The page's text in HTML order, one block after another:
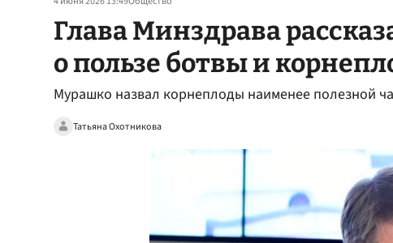
Глава Минздрава
о пользе ботвы и
Мурашко назвал корнеплоды наименее полезной
Татьяна Охотникова